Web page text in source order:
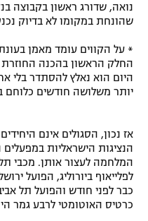
רשיון להקרנה פומבית
הצטרפות לחבילת
לוח דרושים – ג'ובנט
המגזין
נואה, שדורג ראשון בקבוצה
שהונחת במקומו לא בדיוק
* על הקווים עומד מאמן
היום הוא נאלץ להסתדר בלי
יותר משלושה חודשים כלוחם
אז נכון, הסגולים אינם
הנציגות הישראליות במפעלים
המלחמה לעצור אותן. מכבי
כבר לפני חודש והפועל תל
כרטיס האוטומטי לרבע גמר